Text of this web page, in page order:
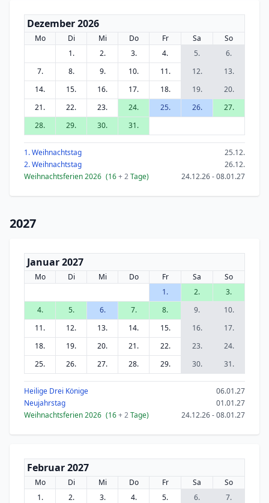
Dezember 2026
Mo Di Mi Do Fr Sa
So
1.
2. 3. 4. 5.
6.
7.
8. 9. 10. 11. 12.
13.
14.
15. 16. 17. 18. 19.
20.
21.
22. 23. 24. 25. 26.
27.
28.
29. 30. 31.
1. Weihnachtstag
25.12.
2. Weihnachtstag
26.12.
Weihnachtsferien 2026 (16+ 2Tage) 24.12.26 - 08.01.27
2027
Januar 2027
Mo Di Mi Do Fr Sa
So
1.
2.
3.
4.
5. 6. 7. 8. 9.
10.
11.
12. 13. 14. 15. 16.
17.
18.
19. 20. 21. 22. 23.
24.
25.
26. 27. 28. 29. 30. 31.
Heilige Drei Könige
06.01.27
Neujahrstag
01.01.27
Weihnachtsferien 2026 (16+ 2Tage) 24.12.26 - 08.01.27
Februar 2027
Mo Di Mi Do Fr Sa
So
1.
2. 3. 4. 5. 6.
7.